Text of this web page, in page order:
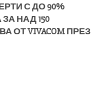
С ДО 90%
НАД 150
ОТ VIVACOM ПРЕЗ